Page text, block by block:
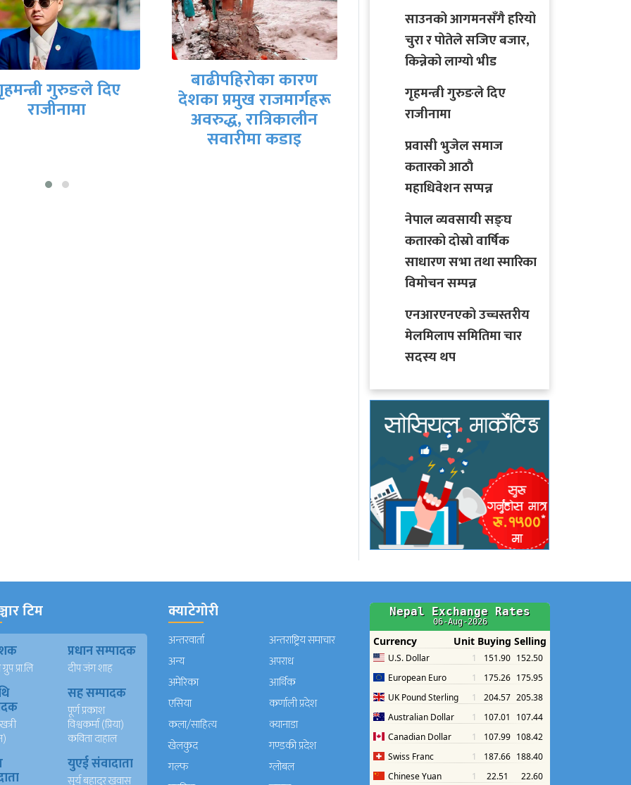
कारण
प्रमुख राजमार्गहरू
अवरुद्ध, रात्रिकालीन
मिटरब्याजपीडित र
सरकारी वार्ता टोलीबीच
आजै सम्झौतापत्रमा
हस्ताक्षर हुने तयारी
साउनको आगमनसँगै
हरियो चुरा र पोतेले सजिए
बजार, किन्नेको लाग्यो…
साउनको आगमनसँगै हरियो
चुरा र पोतेले सजिए बजार,
किन्नेको लाग्यो भीड
गृहमन्त्री गुरुङले दिए
राजीनामा
प्रवासी भुजेल समाज
कतारको आठाै
महाधिवेशन सप्पन्न
नेपाल व्यवसायी सङ्घ
कतारको दोस्रो वार्षिक
साधारण सभा तथा स्मारिका
विमोचन सम्पन्न
एनआरएनएको उच्चस्तरीय
मेलमिलाप समितिमा चार
सदस्य थप
टिम
प्रा.लि
प्रधान सम्पादक
दीप जंग शाह
सह सम्पादक
पूर्ण प्रकाश
विश्वकर्मा (प्रिया)
कविता दाहाल
युएई संवादाता
क्याटेगोरी
अन्तरवार्ता
अन्तराष्ट्रिय समाचार
अन्य
अपराध
अमेरिका
आर्थिक
एसिया
कर्णाली प्रदेश
कला/साहित्य
क्यानाडा
खेलकुद
गण्डकी प्रदेश
गल्फ
ग्लोबल